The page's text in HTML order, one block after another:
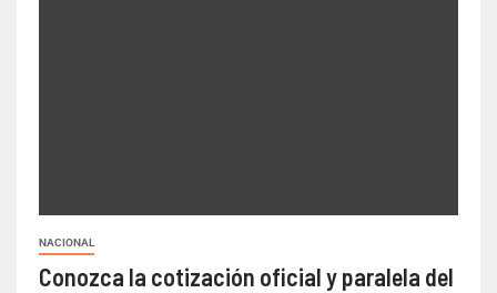
NACIONAL
Conozca la cotización oficial y paralela del